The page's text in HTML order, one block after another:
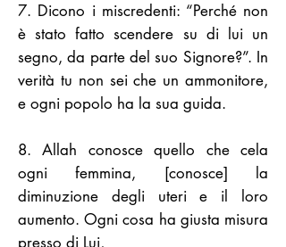
7. Dicono i miscredenti: “Perché non
è stato fatto scendere su di lui un
segno, da parte del suo Signore?”. In
verità tu non sei che un ammonitore,
e ogni popolo ha la sua guida.
8. Allah conosce quello che cela
ogni femmina, [conosce] la
diminuzione degli uteri e il loro
aumento. Ogni cosa ha giusta misura
presso di Lui,